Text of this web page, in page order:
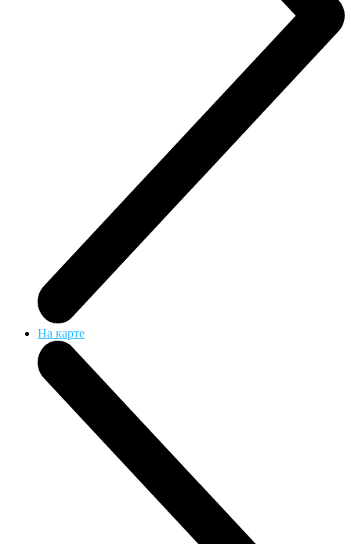
На карте